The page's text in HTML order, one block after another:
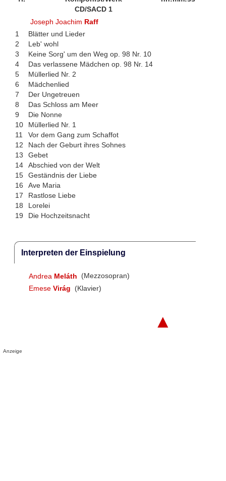
CD/SACD 1
Joseph Joachim Raff
1
Blätter und Lieder
2
Leb' wohl
3
Keine Sorg' um den Weg op. 98 Nr. 10
4
Das verlassene Mädchen op. 98 Nr. 14
5
Müllerlied Nr. 2
6
Mädchenlied
7
Der Ungetreuen
8
Das Schloss am Meer
9
Die Nonne
10
Müllerlied Nr. 1
11
Vor dem Gang zum Schaffot
12
Nach der Geburt ihres Sohnes
13
Gebet
14
Abschied von der Welt
15
Geständnis der Liebe
16
Ave Maria
17
Rastlose Liebe
18
Lorelei
19
Die Hochzeitsnacht
Interpreten der Einspielung
Andrea Meláth
(Mezzosopran)
Emese Virág (Klavier)
▲
Anzeige